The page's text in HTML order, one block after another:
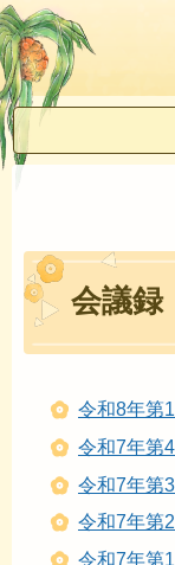
会議録
令和8年第
令和7年第
令和7年第
令和7年第
令和7年第